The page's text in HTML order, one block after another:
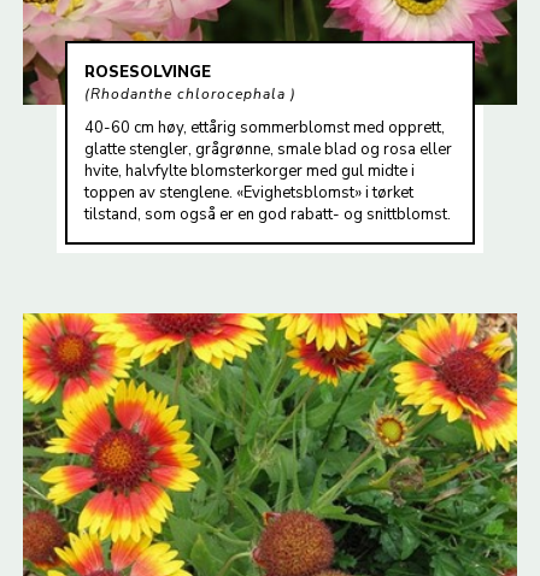
ROSESOLVINGE
Rhodanthe chlorocephala
40-60 cm høy, ettårig sommerblomst med opprett,
glatte stengler, grågrønne, smale blad og rosa eller
hvite, halvfylte blomsterkorger med gul midte i
toppen av stenglene. «Evighetsblomst» i tørket
tilstand, som også er en god rabatt- og snittblomst.